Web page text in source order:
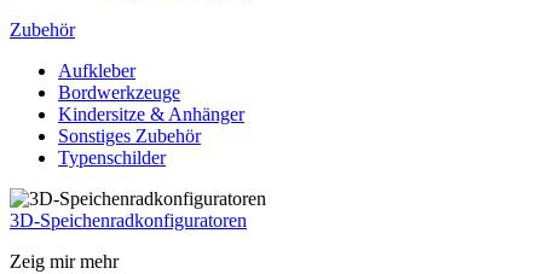
Zubehör
Aufkleber
Bordwerkzeuge
Kindersitze & Anhänger
Sonstiges Zubehör
Typenschilder
3D-Speichenradkonfiguratoren
Zeig mir mehr